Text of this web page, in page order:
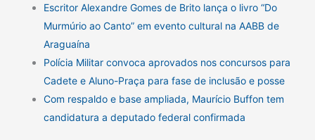
Escritor Alexandre Gomes de Brito lança o livro “Do
Murmúrio ao Canto” em evento cultural na AABB de
Araguaína
Polícia Militar convoca aprovados nos concursos para
Cadete e Aluno-Praça para fase de inclusão e posse
Com respaldo e base ampliada, Maurício Buffon tem
candidatura a deputado federal confirmada